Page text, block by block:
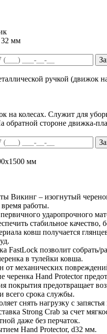
32 мм
ручкой (движок
на колесах. Служит для
стороне движка-
мм
Викинг – изогнутый
работы.
ударопрочного
стабильное
ковш получается
FastLock позволит
в тулейки ковша.
механических
черенка Hand Protector
покрытия предотвращает
всего срока службы.
снять нагрузку с
Strong Crab за счет
даже без перчаток.
Hand Protector, d32 мм.